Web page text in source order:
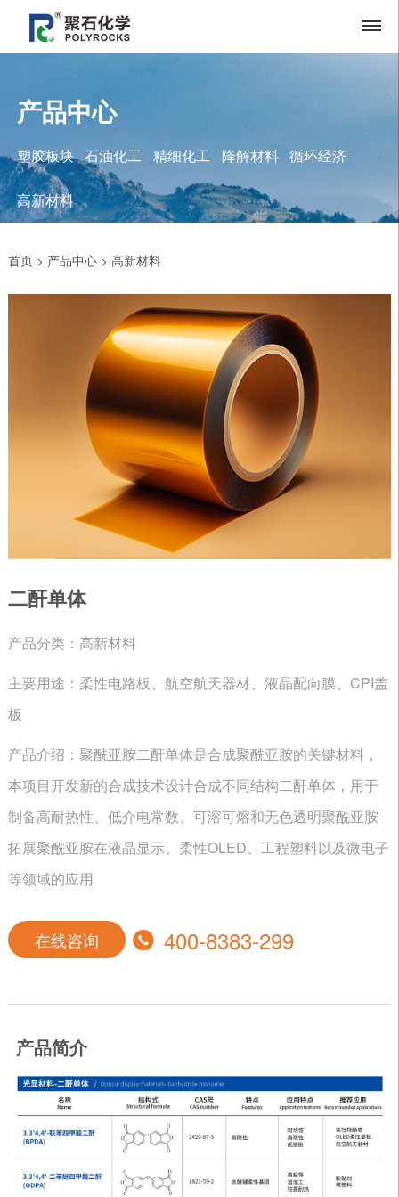
产品中心
塑胶板块 石油化工 精细化工 降解材料 循环经济
高新材料
首页> 产品中心> 高新材料
二酐单体
产品分类：高新材料
主要用途：柔性电路板、航空航天器材、液晶配向膜、CPI盖
板
产品介绍：聚酰亚胺二酐单体是合成聚酰亚胺的关键材料，
本项目开发新的合成技术设计合成不同结构二酐单体，用于
制备高耐热性、低介电常数、可溶可熔和无色透明聚酰亚胺
拓展聚酰亚胺在液晶显示、柔性OLED、工程塑料以及微电子
等领域的应用
在线咨询 400-8383-299
产品简介